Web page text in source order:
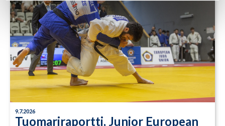
9.7.2026
Tuomariraportti, Junior European